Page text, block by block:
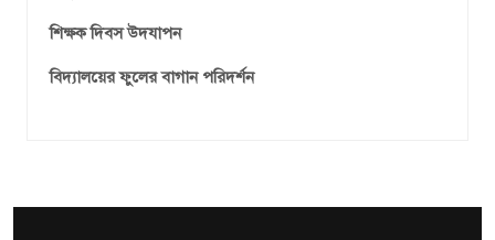
শিক্ষক দিবস উদযাপন
বিদ্যালয়ের ফুলের বাগান পরিদর্শন